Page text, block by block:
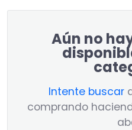
Aún no
Intente buscar
comprando